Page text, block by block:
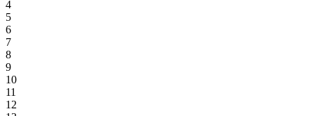
4
5
6
7
8
9
10
11
12